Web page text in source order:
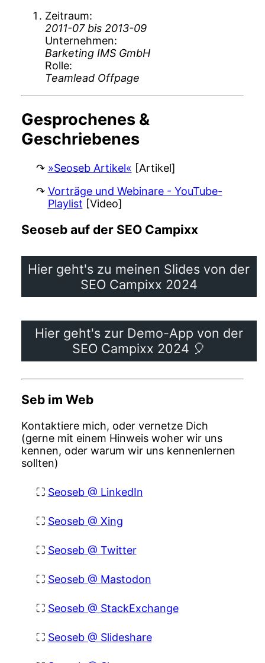
Zeitraum
2011-07 bis 2013-09
Unternehmen
Barketing IMS GmbH
Rolle
Teamlead Offpage
Gesprochenes &
Geschriebenes
»Seoseb Artikel« [Artikel]
Vorträge und Webinare - YouTube-
Playlist [Video]
Seoseb auf der SEO Campixx
Hier geht's zu meinen Slides von der
SEO Campixx 2024
Hier geht's zur Demo-App von der
SEO Campixx 2024 🎈
Seb im Web
Kontaktiere mich, oder vernetze Dich
(gerne mit einem Hinweis woher wir uns
kennen, oder warum wir uns kennenlernen
sollten)
Seoseb @ LinkedIn
Seoseb @ Xing
Seoseb @ Twitter
Seoseb @ Mastodon
Seoseb @ StackExchange
Seoseb @ Slideshare